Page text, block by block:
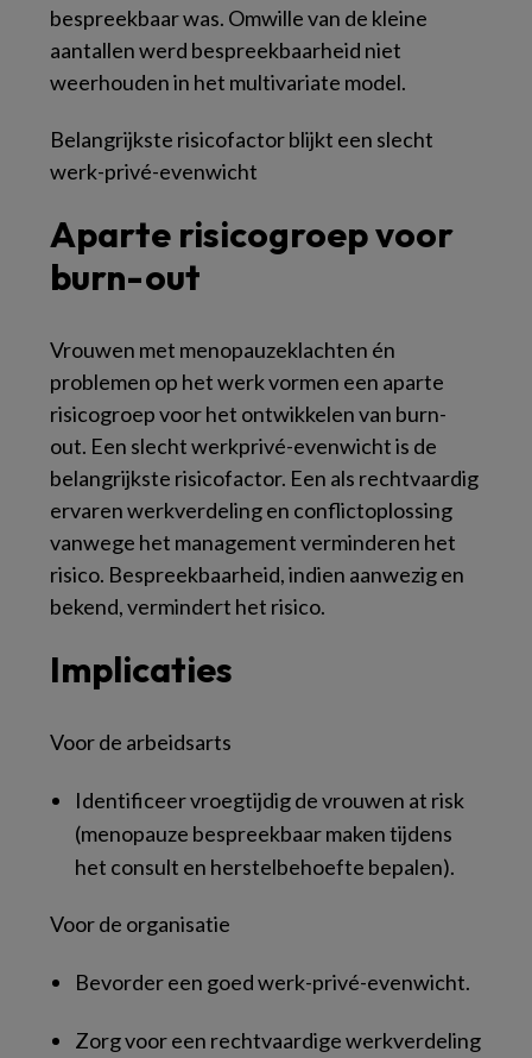
bespreekbaar was. Omwille van de kleine
aantallen werd bespreekbaarheid niet
weerhouden in het multivariate model.
Belangrijkste risicofactor blijkt een slecht
werk-privé-evenwicht
Aparte risicogroep voor
burn-out
Vrouwen met menopauzeklachten én
problemen op het werk vormen een aparte
risicogroep voor het ontwikkelen van burn-
out. Een slecht werkprivé-evenwicht is de
belangrijkste risicofactor. Een als rechtvaardig
ervaren werkverdeling en conflictoplossing
vanwege het management verminderen het
risico. Bespreekbaarheid, indien aanwezig en
bekend, vermindert het risico.
Implicaties
Voor de arbeidsarts
Identificeer vroegtijdig de vrouwen at risk
(menopauze bespreekbaar maken tijdens
het consult en herstelbehoefte bepalen).
Voor de organisatie
Bevorder een goed werk-privé-evenwicht.
Zorg voor een rechtvaardige werkverdeling